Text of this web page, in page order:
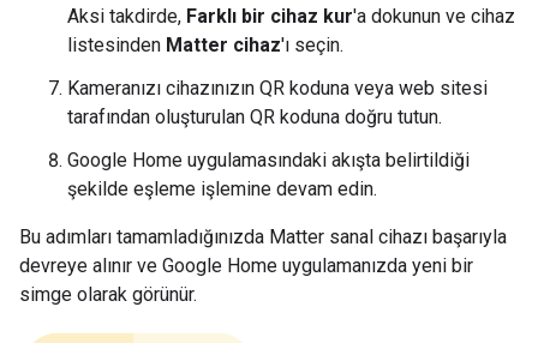
Aksi takdirde, Farklı bir cihaz kur'a dokunun ve cihaz
listesinden Matter cihaz'ı seçin.
Kameranızı cihazınızın QR koduna veya web sitesi
tarafından oluşturulan QR koduna doğru tutun.
Google Home uygulamasındaki akışta belirtildiği
şekilde eşleme işlemine devam edin.
Bu adımları tamamladığınızda Matter sanal cihazı başarıyla
devreye alınır ve Google Home uygulamanızda yeni bir
simge olarak görünür.